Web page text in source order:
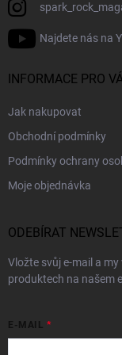
Najdete nás na
INFORMACE PRO
Jak nakupovat
Obchodní podmínky
Podmínky ochrany
Moje objednávka
ODEBÍRAT
Vložte svůj e-mail a
produktech na našem
E-MAIL